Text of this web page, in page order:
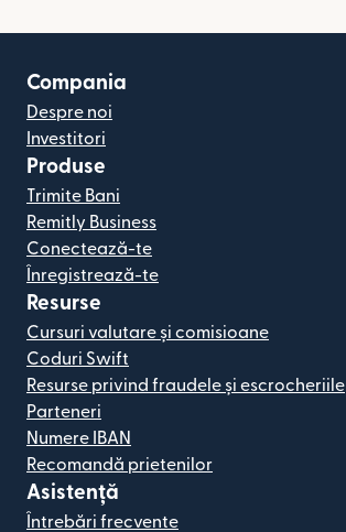
Compania
Despre noi
Investitori
Produse
Trimite Bani
Remitly Business
Conectează-te
Înregistrează-te
Resurse
Cursuri valutare și comisioane
Coduri Swift
Resurse privind fraudele și escrocheriile
Parteneri
Numere IBAN
Recomandă prietenilor
Asistență
Întrebări frecvente